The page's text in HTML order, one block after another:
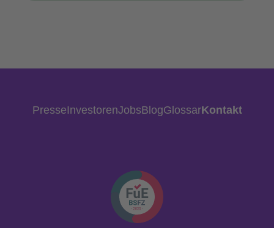
PresseInvestorenJobsBlogGlossarKontakt